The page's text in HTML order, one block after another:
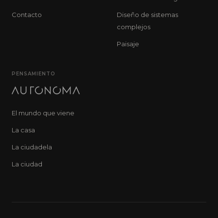
Contacto
Diseño de sistemas
complejos
Paisaje
PENSAMIENTO
El mundo que viene
La casa
La ciudadela
La ciudad